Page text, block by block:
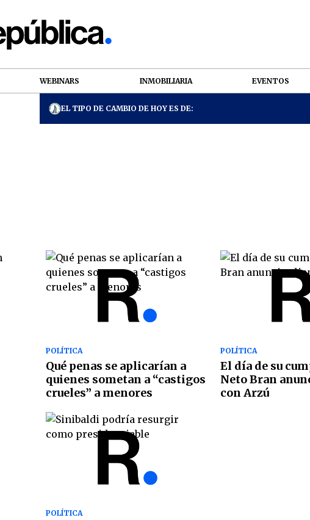
WEBINARS INMOBILIARIA EVENTOS
EL TIPO DE CAMBIO DE HOY ES DE:
POLÍTICA
Qué penas se aplicarían a
quienes sometan a “castigos
crueles” a menores
POLÍTICA
El día de su
Neto Bran
con Arzú
POLÍTICA